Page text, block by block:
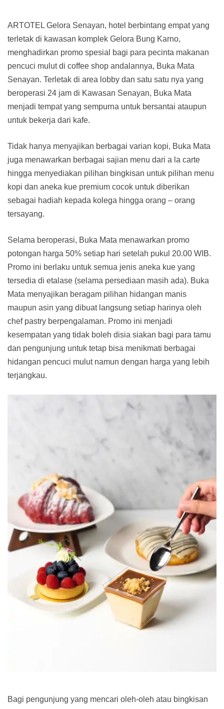
ARTOTEL Gelora Senayan, hotel berbintang empat yang
terletak di kawasan komplek Gelora Bung Karno,
menghadirkan promo spesial bagi para pecinta makanan
pencuci mulut di coffee shop andalannya, Buka Mata
Senayan. Terletak di area lobby dan satu satu nya yang
beroperasi 24 jam di Kawasan Senayan, Buka Mata
menjadi tempat yang sempurna untuk bersantai ataupun
untuk bekerja dari kafe.
Tidak hanya menyajikan berbagai varian kopi, Buka Mata
juga menawarkan berbagai sajian menu dari a la carte
hingga menyediakan pilihan bingkisan untuk pilihan menu
kopi dan aneka kue premium cocok untuk diberikan
sebagai hadiah kepada kolega hingga orang – orang
tersayang.
Selama beroperasi, Buka Mata menawarkan promo
potongan harga 50% setiap hari setelah pukul 20.00 WIB.
Promo ini berlaku untuk semua jenis aneka kue yang
tersedia di etalase (selama persediaan masih ada). Buka
Mata menyajikan beragam pilihan hidangan manis
maupun asin yang dibuat langsung setiap harinya oleh
chef pastry berpengalaman. Promo ini menjadi
kesempatan yang tidak boleh disia siakan bagi para tamu
dan pengunjung untuk tetap bisa menikmati berbagai
hidangan pencuci mulut namun dengan harga yang lebih
terjangkau.
Bagi pengunjung yang mencari oleh-oleh atau bingkisan